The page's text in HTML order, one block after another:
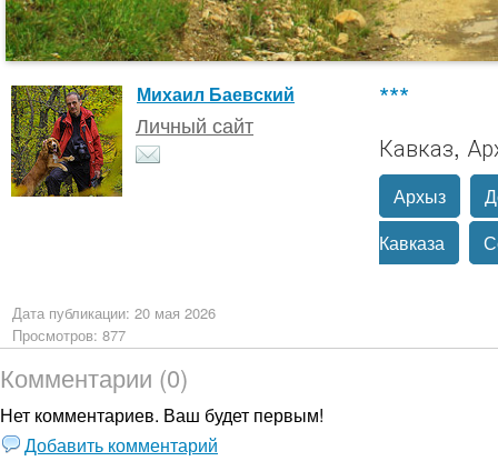
Михаил Баевский
Личный сайт
***
Кавказ,
Архыз
Кавказа
Дата публикации: 20 мая 2026
Просмотров: 877
Комментарии (0)
Нет комментариев. Ваш будет первым!
Добавить комментарий